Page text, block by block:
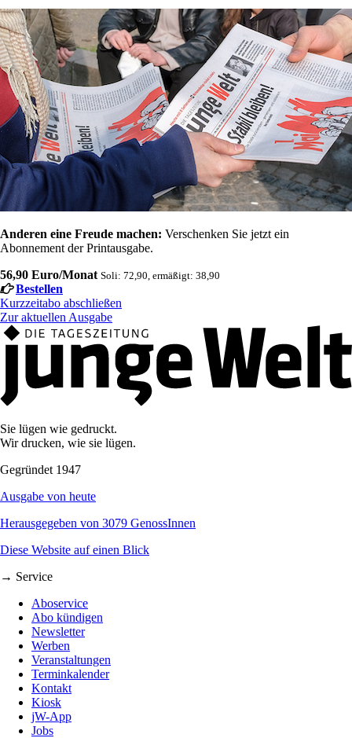
Anderen eine Freude machen: Verschenken Sie jetzt ein
Abonnement der Printausgabe.
56,90 Euro/Monat Soli: 72,90, ermäßigt: 38,90
Bestellen
Kurzzeitabo abschließen
Zur aktuellen Ausgabe
Sie lügen wie gedruckt.
Wir drucken, wie sie lügen.
Gegründet 1947
Ausgabe von heute
Herausgegeben von 3079 GenossInnen
Diese Website auf einen Blick
→ Service
Aboservice
Abo kündigen
Newsletter
Werben
Veranstaltungen
Terminkalender
Kontakt
Kiosk
jW-App
Jobs